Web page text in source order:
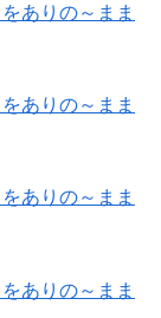
ありの～まま
ありの～まま
ありの～まま
ありの～まま